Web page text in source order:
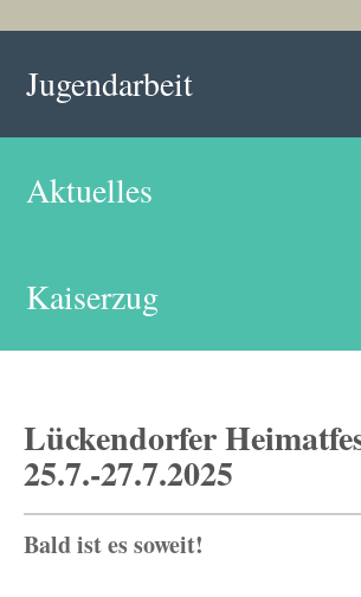
Jugendarbeit
Aktuelles
Kaiserzug
Lückendorfer
25.7.-27.7.2025
Bald ist es soweit!